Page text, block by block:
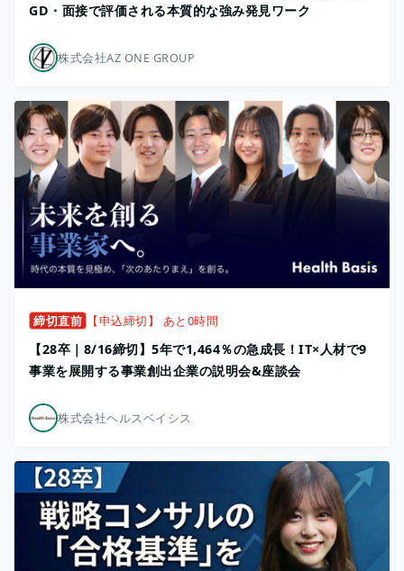
GD・面接で評価される本質的な強み発見ワーク
株式会社AZ ONE GROUP
締切直前 【申込締切】 あと0時間
【28卒｜8/16締切】5年で1,464％の急成長！IT×人材で9
事業を展開する事業創出企業の説明会&座談会
株式会社ヘルスベイシス